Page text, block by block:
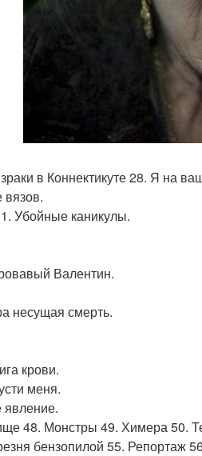
в Коннектикуте 28. Я на
Убойные каникулы.
Валентин.
несущая смерть.
крови.
меня.
48. Монстры 49. Химера 50.
бензопилой 55. Репортаж